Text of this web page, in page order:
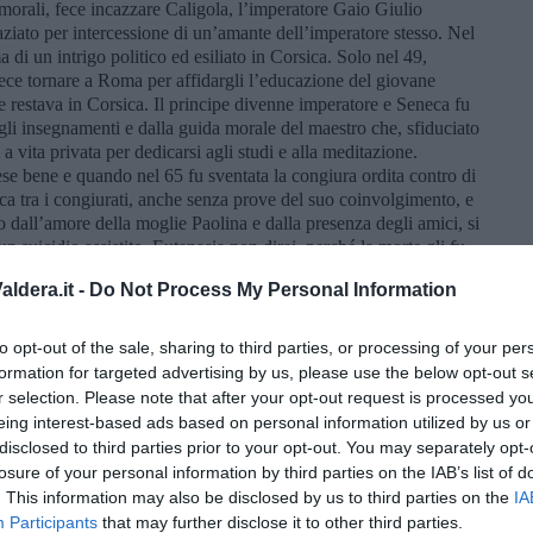
- Do Not Process My Personal Information
opt-out of the sale, sharing to third parties, or processing of your
for targeted advertising by us, please use the below opt-out
selection. Please note that after your opt-out request is processed
interest-based ads based on personal information utilized by us
to third parties prior to your opt-out. You may separately
of your personal information by third parties on the IAB’s list of
This information may also be disclosed by us to third parties on the
Participants that may further disclose it to other third parties.
fece incazzare Caligola, l’imperatore Gaio Giulio
per intercessione di un’amante dell’imperatore stesso. Nel
di un intrigo politico ed esiliato in Corsica. Solo nel 49,
tornare a Roma per affidargli l’educazione del giovane
in Corsica. Il principe divenne imperatore e Seneca fu
insegnamenti e dalla guida morale del maestro che, sfiduciato
vita privata per dedicarsi agli studi e alla meditazione.
bene e quando nel 65 fu sventata la congiura ordita contro di
tra i congiurati, anche senza prove del suo coinvolgimento, e
della moglie Paolina e dalla presenza degli amici, si
suicidio assistito. Eutanasia non direi, perché la morte gli fu
della sua vita, descritti da Tacito, rivelano la dignità, la
dell’uomo. Come si vive e come si muore.
trattati di argomento filosofico: la provvidenza, la
la serenità dello spirito, la brevità della vita, la consolazione.
avrebbero dovuto essere una guida morale per Nerone il
Scrisse “Le questioni naturali” che trattano di astronomia,
di argomento mitologico. “Le lettere a Lucilio”
in forma epistolare e colloquiale Seneca espone profondi
Scrive lui stesso:«le dissertazioni preparate ed esposte
e meno intimità. La filosofia è un consiglio buono: nessuno
della retorica.